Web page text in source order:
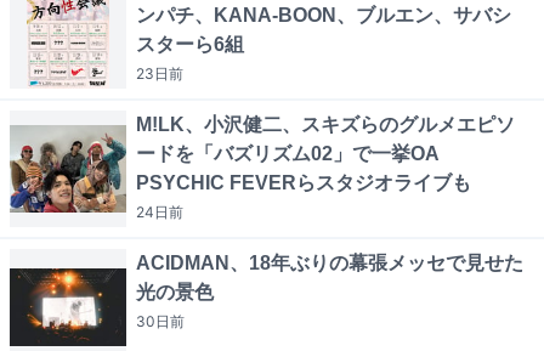
ンパチ、KANA-BOON、ブルエン、サバシ
スターら6組
23日前
M!LK、小沢健二、スキズらのグルメエピソ
ードを「バズリズム02」で一挙OA
PSYCHIC FEVERらスタジオライブも
24日前
ACIDMAN、18年ぶりの幕張メッセで見せた
光の景色
30日前